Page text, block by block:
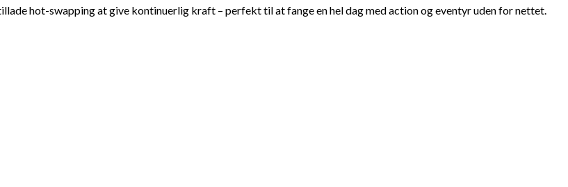
hot-swapping at give kontinuerlig kraft – perfekt til at fange en hel dag med action og eventyr uden for nettet.